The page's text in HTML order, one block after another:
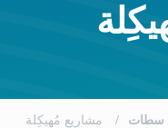
ـ سطات مشاريع مُهيكِلة